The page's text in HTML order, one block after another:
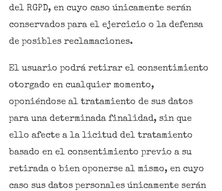
del RGPD, en cuyo caso únicamente serán
conservados para el ejercicio o la defensa
de posibles reclamaciones.
El usuario podrá retirar el consentimiento
otorgado en cualquier momento,
oponiéndose al tratamiento de sus datos
para una determinada finalidad, sin que
ello afecte a la licitud del tratamiento
basado en el consentimiento previo a su
retirada o bien oponerse al mismo, en cuyo
caso sus datos personales únicamente serán